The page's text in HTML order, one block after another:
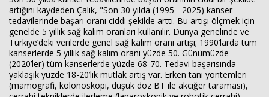
artığını kaydeden Çalık, "Son 30 yılda (‪1995 - 2025‬) kanser
tedavilerinde başarı oranı ciddi şekilde arttı. Bu artışı ölçmek için
genelde 5 yıllık sağ kalım oranları kullanılır. Dünya genelinde ve
Türkiye’deki verilerde genel sağ kalım oranı artışı; 1990’larda tüm
kanserlerde 5 yıllık sağ kalım oranı yüzde 50. Günümüzde
(2020’ler) tüm kanserlerde yüzde 68-70. Tedavi başarısında
yaklaşık yüzde 18-20’lik mutlak artış var. Erken tanı yöntemleri
(mamografi, kolonoskopi, düşük doz BT ile akciğer taraması),